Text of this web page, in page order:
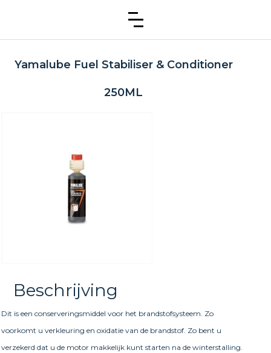
Yamalube Fuel Stabiliser & Conditioner
250ML
Beschrijving
Dit is een conserveringsmiddel voor het brandstofsysteem. Zo
voorkomt u verkleuring en oxidatie van de brandstof. Zo bent u
verzekerd dat u de motor makkelijk kunt starten na de winterstalling.